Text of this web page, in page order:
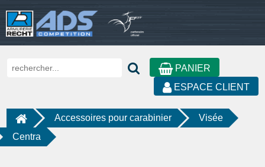
PANIER
ESPACE CLIENT
Accessoires pour carabinier
Visée
Centra